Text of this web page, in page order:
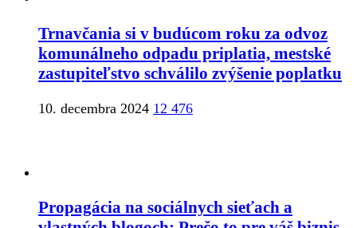
Trnavčania si v budúcom roku za odvoz
komunálneho odpadu priplatia, mestské
zastupiteľstvo schválilo zvýšenie poplatku
10. decembra 2024 12 476
Propagácia na sociálnych sieťach a